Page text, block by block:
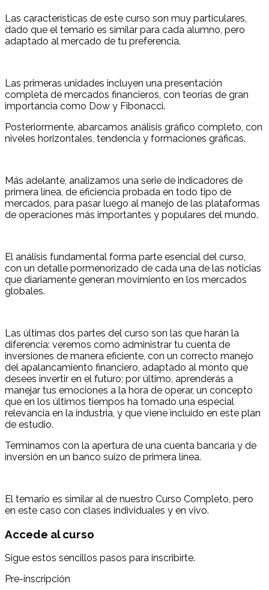
Las características de este curso son muy particulares,
dado que el temario es similar para cada alumno, pero
adaptado al mercado de tu preferencia.
Las primeras unidades incluyen una presentación
completa de mercados financieros, con teorías de gran
importancia como Dow y Fibonacci.
Posteriormente, abarcamos análisis gráfico completo, con
niveles horizontales, tendencia y formaciones gráficas.
Más adelante, analizamos una serie de indicadores de
primera línea, de eficiencia probada en todo tipo de
mercados, para pasar luego al manejo de las plataformas
de operaciones más importantes y populares del mundo.
El análisis fundamental forma parte esencial del curso,
con un detalle pormenorizado de cada una de las noticias
que diariamente generan movimiento en los mercados
globales.
Las últimas dos partes del curso son las que harán la
diferencia: veremos como administrar tu cuenta de
inversiones de manera eficiente, con un correcto manejo
del apalancamiento financiero, adaptado al monto que
desees invertir en el futuro; por último, aprenderás a
manejar tus emociones a la hora de operar, un concepto
que en los últimos tiempos ha tomado una especial
relevancia en la industria, y que viene incluido en este plan
de estudio.
Terminamos con la apertura de una cuenta bancaria y de
inversión en un banco suizo de primera línea.
El temario es similar al de nuestro Curso Completo, pero
en este caso con clases individuales y en vivo.
Accede al curso
Sigue estos sencillos pasos para inscribirte.
Pre-inscripción